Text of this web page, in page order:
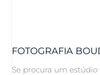
FOTOGRAFIA
Se procura um